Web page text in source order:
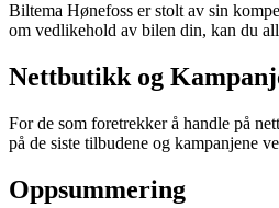
Biltema Hønefoss er stolt av sin
om vedlikehold av bilen din, kan du
Nettbutikk og
For de som foretrekker å handle på
på de siste tilbudene og kampanjene
Oppsummering